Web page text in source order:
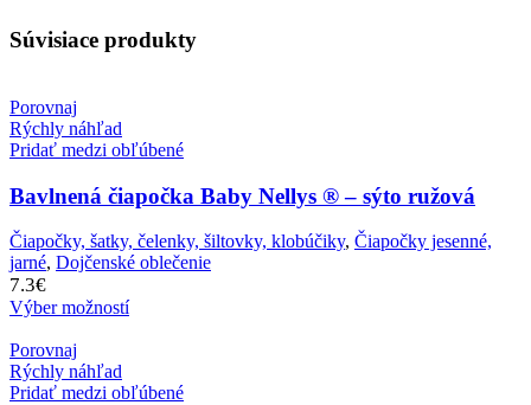
Súvisiace produkty
Porovnaj
Rýchly náhľad
Pridať medzi obľúbené
Bavlnená čiapočka Baby Nellys ® – sýto ružová
Čiapočky, šatky, čelenky, šiltovky, klobúčiky, Čiapočky jesenné,
jarné, Dojčenské oblečenie
7.3€
Výber možností
Porovnaj
Rýchly náhľad
Pridať medzi obľúbené